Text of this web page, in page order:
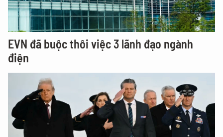
EVN đã buộc thôi việc 3 lãnh đạo ngành
điện